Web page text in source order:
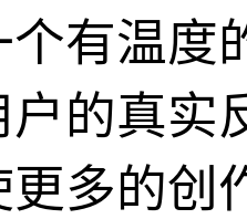
有温度
的真实
多的创